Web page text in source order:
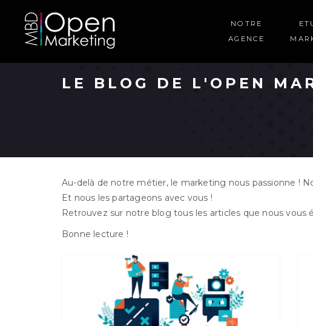
NOTRE
AGENCE
LE BLOG DE L'OPEN
Au-delà de notre métier, le marketing nous passionne !
Et nous les partageons avec vous !
Retrouvez sur notre blog tous les articles que nous vous
Bonne lecture !